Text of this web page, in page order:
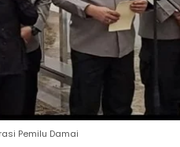
Pemilu Damai